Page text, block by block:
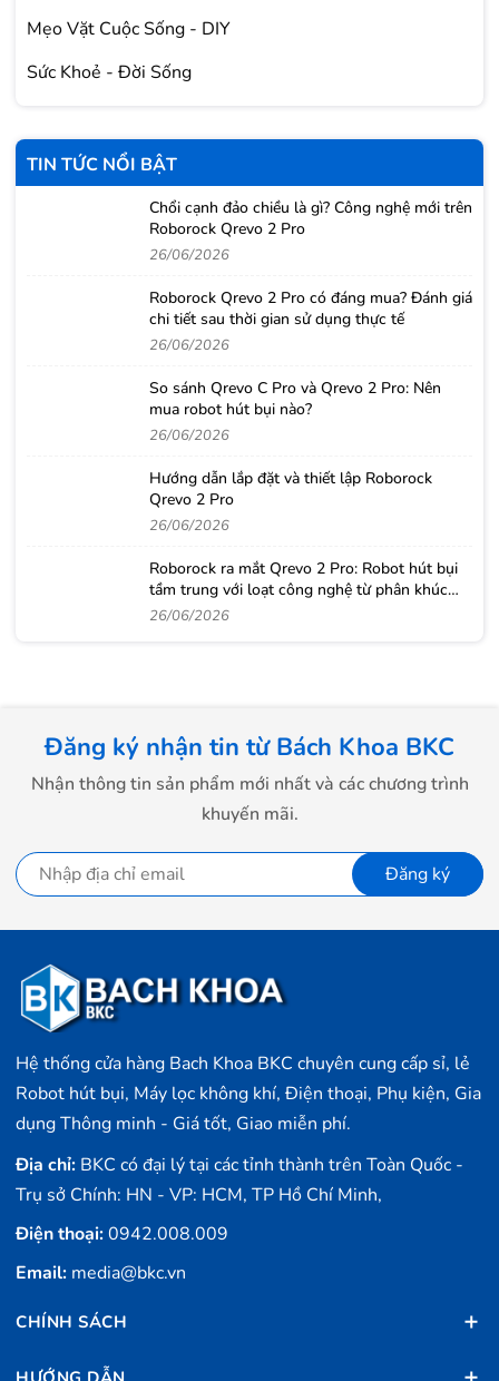
Mẹo Vặt Cuộc Sống - DIY
Sức Khoẻ - Đời Sống
TIN TỨC NỔI BẬT
Chổi cạnh đảo chiều là gì? Công nghệ mới trên
Roborock Qrevo 2 Pro
26/06/2026
Roborock Qrevo 2 Pro có đáng mua? Đánh giá
chi tiết sau thời gian sử dụng thực tế
26/06/2026
So sánh Qrevo C Pro và Qrevo 2 Pro: Nên
mua robot hút bụi nào?
26/06/2026
Hướng dẫn lắp đặt và thiết lập Roborock
Qrevo 2 Pro
26/06/2026
Roborock ra mắt Qrevo 2 Pro: Robot hút bụi
tầm trung với loạt công nghệ từ phân khúc
cao cấp
26/06/2026
Đăng ký nhận tin từ Bách Khoa BKC
Nhận thông tin sản phẩm mới nhất và các chương trình
khuyến mãi.
Đăng ký
Hệ thống cửa hàng Bach Khoa BKC chuyên cung cấp sỉ, lẻ
Robot hút bụi, Máy lọc không khí, Điện thoại, Phụ kiện, Gia
dụng Thông minh - Giá tốt, Giao miễn phí.
Địa chỉ: BKC có đại lý tại các tỉnh thành trên Toàn Quốc -
Trụ sở Chính: HN - VP: HCM, TP Hồ Chí Minh,
Điện thoại:0942.008.009
Email: media@bkc.vn
CHÍNH SÁCH